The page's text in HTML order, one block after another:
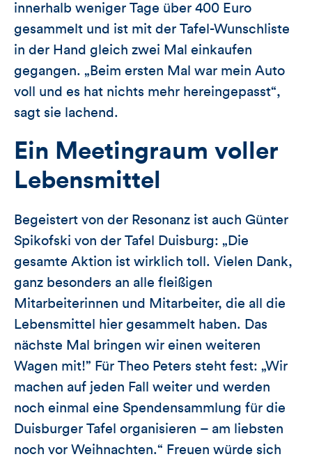
innerhalb weniger Tage über 400 Euro
gesammelt und ist mit der Tafel-Wunschliste
in der Hand gleich zwei Mal einkaufen
gegangen. „Beim ersten Mal war mein Auto
voll und es hat nichts mehr hereingepasst“,
sagt sie lachend.
Ein Meetingraum voller
Lebensmittel
Begeistert von der Resonanz ist auch Günter
Spikofski von der Tafel Duisburg: „Die
gesamte Aktion ist wirklich toll. Vielen Dank,
ganz besonders an alle fleißigen
Mitarbeiterinnen und Mitarbeiter, die all die
Lebensmittel hier gesammelt haben. Das
nächste Mal bringen wir einen weiteren
Wagen mit!” Für Theo Peters steht fest: „Wir
machen auf jeden Fall weiter und werden
noch einmal eine Spendensammlung für die
Duisburger Tafel organisieren – am liebsten
noch vor Weihnachten.“ Freuen würde sich